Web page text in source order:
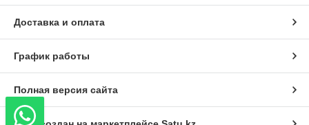
Доставка и оплата
График работы
Полная версия сайта